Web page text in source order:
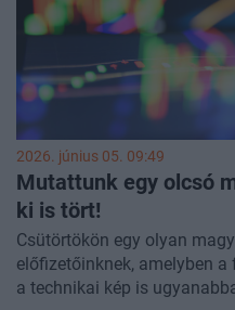
Az eseményről készült
2026. június 05. 09:49
Mutattunk egy olcsó
ki is tört!
Csütörtökön egy olyan
előfizetőinknek, amelyben
a technikai kép is